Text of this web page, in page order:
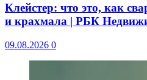
Клейстер: что это, как
и крахмала | РБК
09.08.2026 0